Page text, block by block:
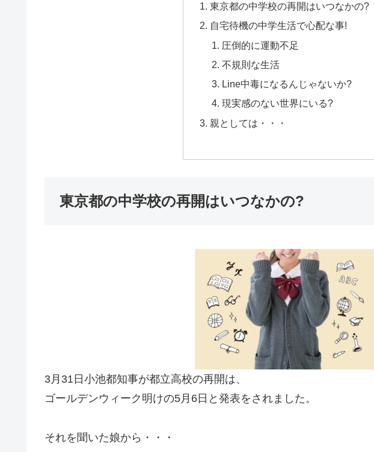
東京都の中学校の再開はいつなかの?
自宅待機の中学生活で心配な事!
圧倒的に運動不足
不規則な生活
Line中毒になるんじゃないか?
現実感のない世界にいる?
親としては・・・
東京都の中学校の再開はいつなかの?
3月31日小池都知事が都立高校の再開は、
ゴールデンウィーク明けの5月6日と発表をされました。
それを聞いた娘から・・・